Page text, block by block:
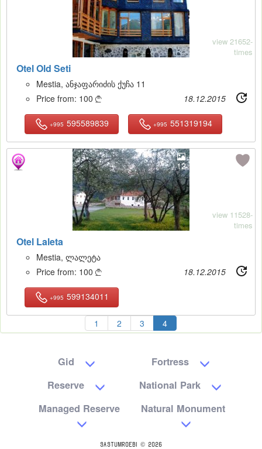
Otel Old Seti
view 21652-
times
Mestia, ანჯაფარიძის ქუჩა 11
Price from: 100  18.12.2015
+995 595589839 +995 551319194
12
Otel Laleta
view 11528-
times
Mestia, ლალეტა
Price from: 100  18.12.2015
+995 599134011
1 2 3 4
Gid
Fortress
Reserve
National Park
Managed Reserve
Natural Monument
SASTUMROEBI © 2026